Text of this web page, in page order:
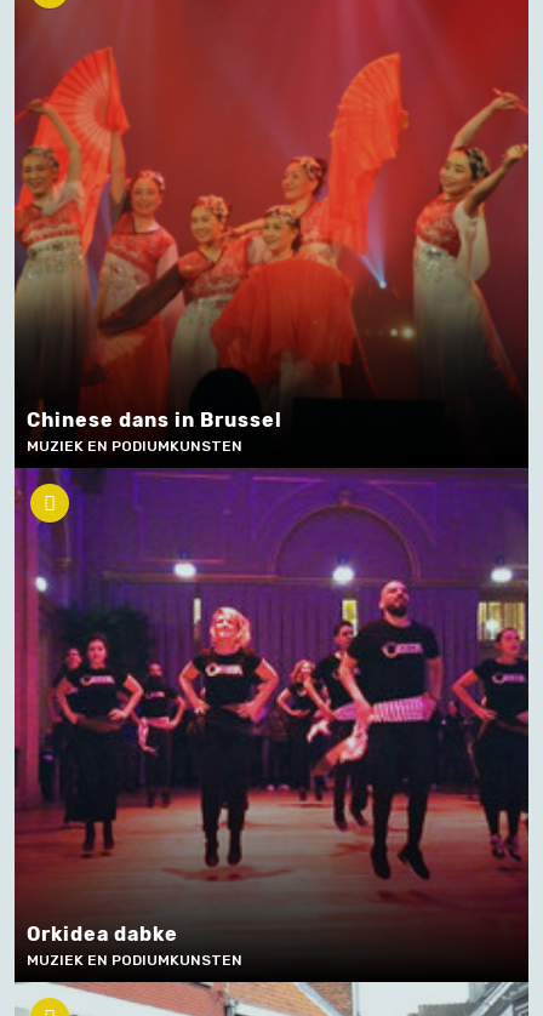
Chinese dans in Brussel
MUZIEK EN PODIUMKUNSTEN
Orkidea dabke
MUZIEK EN PODIUMKUNSTEN